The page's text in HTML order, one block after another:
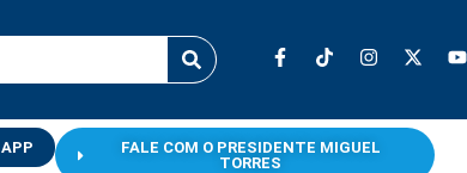
APP
FALE COM O PRESIDENTE MIGUEL
TORRES